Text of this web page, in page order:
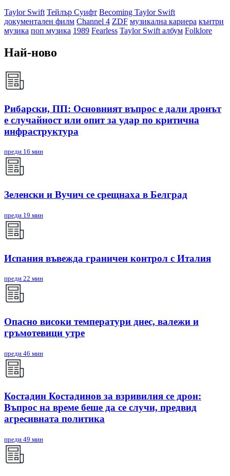
Taylor Swift Тейлър Суифт Becoming Taylor Swift
документален филм Channel 4 ZDF музикална кариера кънтри
музика поп музика 1989 Fearless Taylor Swift албум Folklore
Най-ново
Рибарски, ПП: Основният въпрос е дали дронът
е случайност или опит за удар по критична
инфраструктура
преди 16 мин
Зеленски и Вучич се срещнаха в Белград
преди 19 мин
Испания въвежда граничен контрол с Италия
преди 22 мин
Опасно високи температури днес, валежи и
гръмотевици утре
преди 46 мин
Костадин Костадинов за взривилия се дрон:
Въпрос на време беше да се случи, предвид
агресивната политика
преди 49 мин